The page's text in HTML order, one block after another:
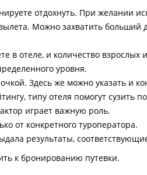
отдохнуть. При желании
Можно захватить больший
в отеле, и количество взрослых
уровня.
Здесь же можно указать и
типу отеля помогут сузить
играет важную роль.
от конкретного туроператора.
результаты,
к бронированию путевки.